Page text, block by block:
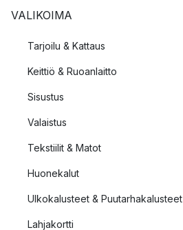
VALIKOIMA
Tarjoilu & Kattaus
Keittiö & Ruoanlaitto
Sisustus
Valaistus
Tekstiilit & Matot
Huonekalut
Ulkokalusteet & Puutarhakalusteet
Lahjakortti